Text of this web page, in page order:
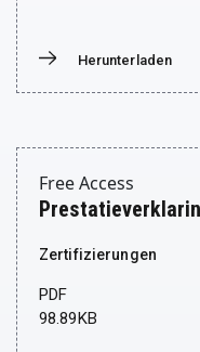
Herunterladen
Free Access
Zertifizierungen
PDF
98.89KB